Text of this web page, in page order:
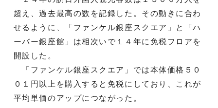
超え、過去最高の数を記録した。その動きに合わ
せるように、「ファンケル銀座スクエア」と「ハ
ーバー銀座館」は相次いで１４年に免税フロアを
開設した。
「ファンケル銀座スクエア」では本体価格５０
０１円以上を購入すると免税にしており、これが
平均単価のアップにつながった。